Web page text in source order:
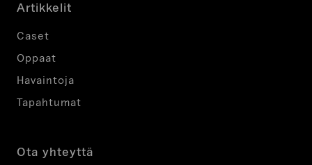
Artikkelit
Caset
Oppaat
Havaintoja
Tapahtumat
Ota yhteyttä